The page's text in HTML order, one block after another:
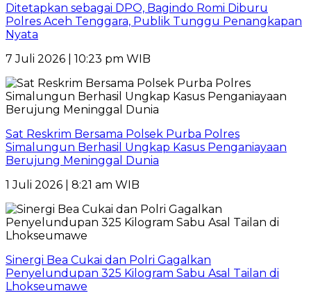
Ditetapkan sebagai DPO, Bagindo Romi Diburu
Polres Aceh Tenggara, Publik Tunggu Penangkapan
Nyata
7 Juli 2026 | 10:23 pm WIB
Sat Reskrim Bersama Polsek Purba Polres
Simalungun Berhasil Ungkap Kasus Penganiayaan
Berujung Meninggal Dunia
1 Juli 2026 | 8:21 am WIB
Sinergi Bea Cukai dan Polri Gagalkan
Penyelundupan 325 Kilogram Sabu Asal Tailan di
Lhokseumawe